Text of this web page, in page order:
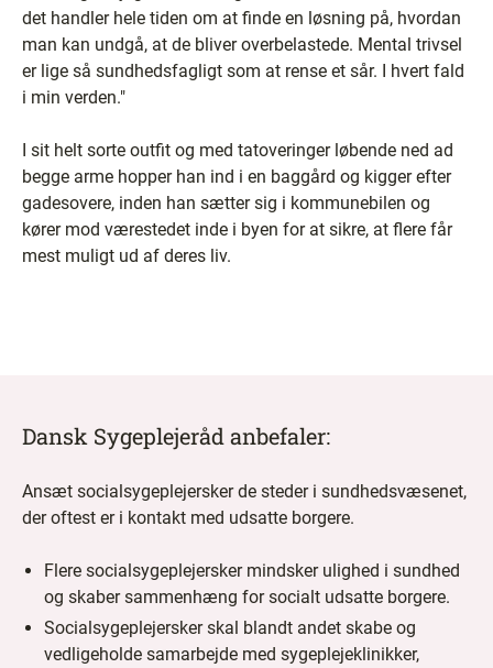
det handler hele tiden om at finde en løsning på, hvordan
man kan undgå, at de bliver overbelastede. Mental trivsel
er lige så sundhedsfagligt som at rense et sår. I hvert fald
i min verden."
I sit helt sorte outfit og med tatoveringer løbende ned ad
begge arme hopper han ind i en baggård og kigger efter
gadesovere, inden han sætter sig i kommunebilen og
kører mod værestedet inde i byen for at sikre, at flere får
mest muligt ud af deres liv.
Dansk Sygeplejeråd anbefaler:
Ansæt socialsygeplejersker de steder i sundhedsvæsenet,
der oftest er i kontakt med udsatte borgere.
Flere socialsygeplejersker mindsker ulighed i sundhed
og skaber sammenhæng for socialt udsatte borgere.
Socialsygeplejersker skal blandt andet skabe og
vedligeholde samarbejde med sygeplejeklinikker,